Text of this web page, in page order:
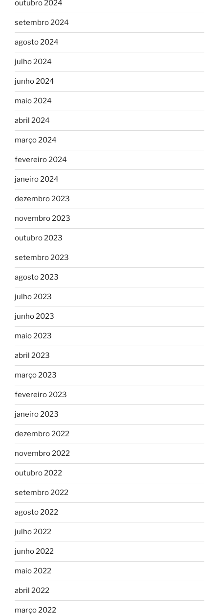
outubro 2024
setembro 2024
agosto 2024
julho 2024
junho 2024
maio 2024
abril 2024
março 2024
fevereiro 2024
janeiro 2024
dezembro 2023
novembro 2023
outubro 2023
setembro 2023
agosto 2023
julho 2023
junho 2023
maio 2023
abril 2023
março 2023
fevereiro 2023
janeiro 2023
dezembro 2022
novembro 2022
outubro 2022
setembro 2022
agosto 2022
julho 2022
junho 2022
maio 2022
abril 2022
março 2022